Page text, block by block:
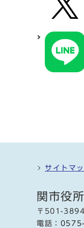
サイトマ
関市役所
〒501-3894
電話：